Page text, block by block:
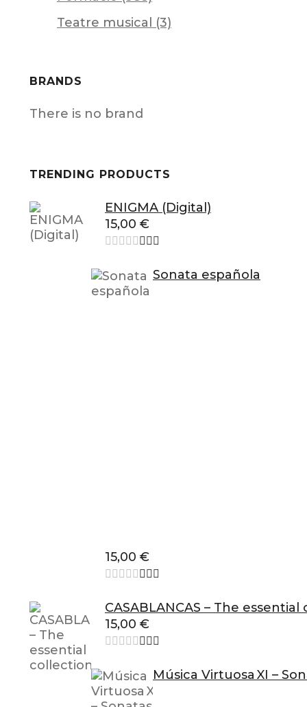
Teatre musical (3)
BRANDS
There is no brand
TRENDING PRODUCTS
ENIGMA (Digital)
15,00 €
Sonata española
15,00 €
CASABLANCAS – The
15,00 €
Música Virtuosa XI –